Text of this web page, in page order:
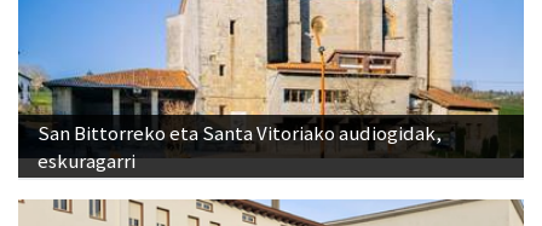
San Bittorreko eta Santa Vitoriako audiogidak,
eskuragarri